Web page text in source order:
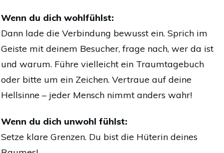
Wenn du dich wohlfühlst:
Dann lade die Verbindung bewusst ein. Sprich im
Geiste mit deinem Besucher, frage nach, wer da ist
und warum. Führe vielleicht ein Traumtagebuch
oder bitte um ein Zeichen. Vertraue auf deine
Hellsinne – jeder Mensch nimmt anders wahr!
Wenn du dich unwohl fühlst:
Setze klare Grenzen. Du bist die Hüterin deines